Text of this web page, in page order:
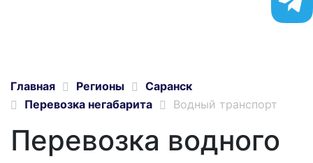
Главная Регионы
Саранск
Перевозка негабарита
Водный транспорт
Перевозка водного